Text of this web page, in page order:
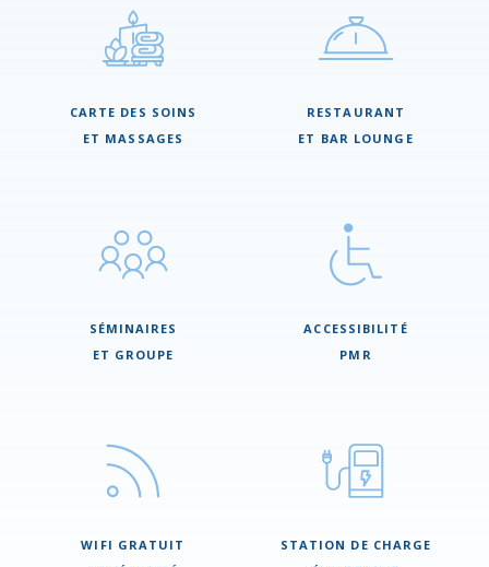
CARTE DES SOINS
ET MASSAGES
RESTAURANT
ET BAR LOUNGE
SÉMINAIRES
ET GROUPE
ACCESSIBILITÉ
PMR
WIFI GRATUIT
STATION DE CHARGE